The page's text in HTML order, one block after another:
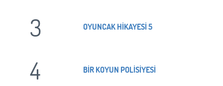
3 OYUNCAK HİKAYESİ 5
4 BİR KOYUN POLİSİYESİ